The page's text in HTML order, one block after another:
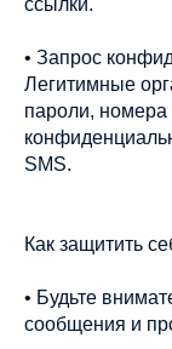
ссылки.
• Запрос
Легитимные
пароли, номера
SMS.
Как защитить
• Будьте
сообщения и